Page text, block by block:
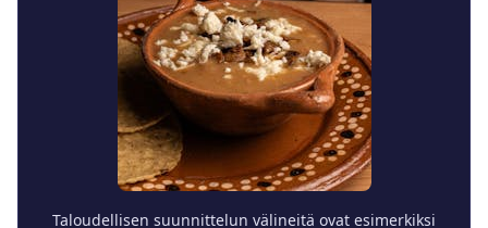
Taloudellisen suunnittelun välineitä ovat esimerkiksi